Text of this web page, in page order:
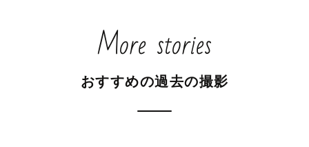
を、優しくあたたかい空気感で切り取ります。
②中高生もお任せください💪！
More stories
おすすめの過去の撮影